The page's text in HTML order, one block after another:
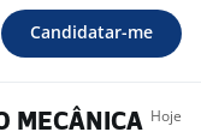
Candidatar-me
MECÂNICA Hoje